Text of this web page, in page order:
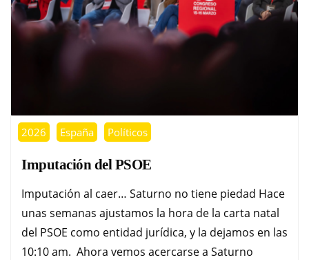
2026 España Políticos
Imputación del PSOE
Imputación al caer… Saturno no tiene piedad Hace
unas semanas ajustamos la hora de la carta natal
del PSOE como entidad jurídica, y la dejamos en las
10:10 am. Ahora vemos acercarse a Saturno